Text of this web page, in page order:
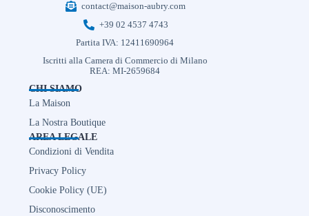
contact@maison-aubry.com
+39 02 4537 4743
Partita IVA: 12411690964
Iscritti alla Camera di Commercio di Milano
REA: MI-2659684
CHI SIAMO
La Maison
La Nostra Boutique
AREA LEGALE
Condizioni di Vendita
Privacy Policy
Cookie Policy (UE)
Disconoscimento